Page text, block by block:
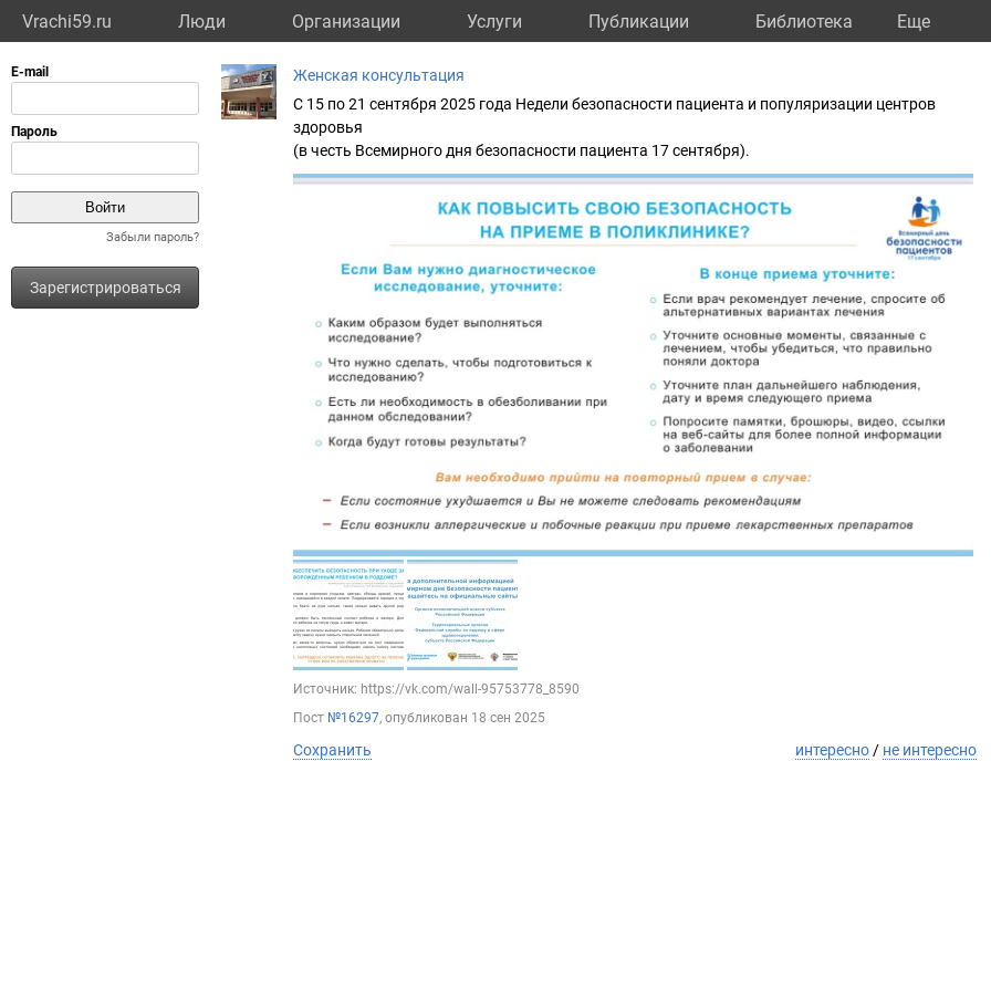
Vrachi59.ru Люди Организации Услуги Публикации Библиотека Eще
Забыли пароль?
Зарегистрироваться
Женская консультация
С 15 по 21 сентября 2025 года Недели безопасности пациента и популяризации центров
здоровья
(в честь Всемирного дня безопасности пациента 17 сентября).
Источник: https://vk.com/wall-95753778_8590
Пост №16297, опубликован 18 сен 2025
Сохранить интересно/ не интересно